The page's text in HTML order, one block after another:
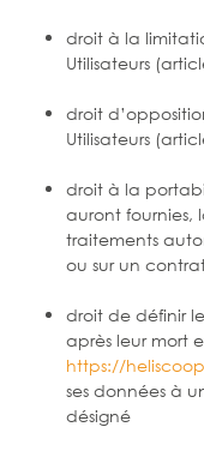
droit à la
Utilisateurs
droit
Utilisateurs
droit à la
auront fournies,
traitements
ou sur un
droit de définir
après leur mort
https://
ses données à
désigné